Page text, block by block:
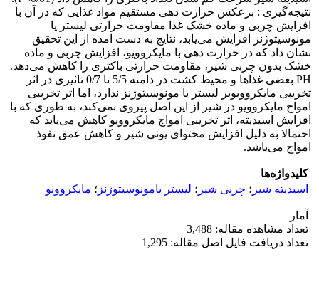
نتیجه‌گیری : برعکس حرارت دهی مستقیم مواد غذایی که در آن با
افزایش چربی و ماده خشک غذا مقاومت حرارتی لیستر یا
مونوسیتوژنز افزایش می‌یابد، نتایج به دست امده از این تحقیق
نشان داد که در حرارت دهی با مایکروویو، افزایش چربی و ماده
خشک بدون چربی شیر، مقاومت حرارتی باکتری را کاهش می‌دهد.
PH بعضی غذاها و محیط کشت در دامنه 5/5 تا 0/7 تاثیری در اثر
تخریبی مایکروویوبر لیستر یا مونوسیتوژنز ندارد، اما اثر تخریبی
امواج مایکروویو در شیر از این اصل پیروی نمی‌کند، به طوری که با
افزایش اسیدیته، اثر تخریبی امواج مایکروویو کاهش می‌یابد که
احتمالا به دلیل افزایش محتوای یونی شیر و کاهش عمق نفوذ
امواج می‌باشد.
کلیدواژه‌ها
اسیدیته شیر ؛ چربی شیر ؛ لیستر یامونوسیتوژنز ؛ مایکروویو
آمار
تعداد مشاهده مقاله: 3,488
تعداد دریافت فایل اصل مقاله: 1,295